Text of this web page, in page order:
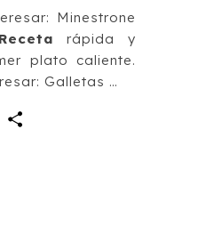
Minestrone
Receta rápida y
plato caliente.
Galletas …
Email